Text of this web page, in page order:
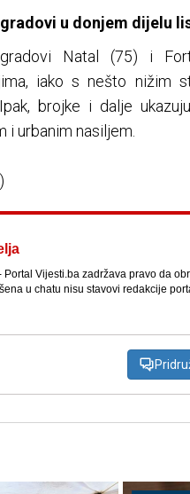
u donjem dijelu
gradovi Natal (75) i
iako s nešto nižim
brojke i dalje
i urbanim nasiljem.
Portal Vijesti.ba zadržava pravo da
u chatu nisu stavovi redakcije